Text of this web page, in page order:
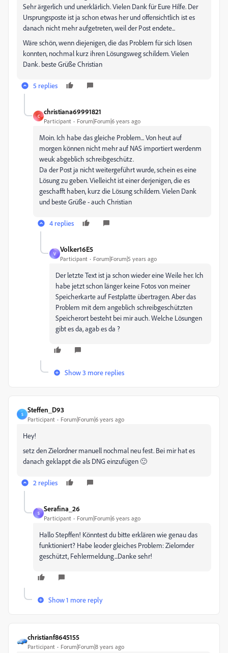
Sehr ärgerlich und unerklärlich. Vielen Dank für Eure Hilfe. Der
Ursprungsposte ist ja schon etwas her und offensichtlich ist es
danach nicht mehr aufgetreten, weil der Post endete...
Wäre schön, wenn diejenigen, die das Problem für sich lösen
konnten, nochmal kurz ihren Lösungsweg schildern. Vielen
Dank. beste Grüße Christian
5 replies
C
christiana69991821
Participant Forum|Forum|6 years ago
Moin. Ich habe das gleiche Problem... Von heut auf
morgen können nicht mehr auf NAS importiert werdenm
weuk abgeblich schreibgeschütz.
Da der Post ja nicht weitergeführt wurde, schein es eine
Lösung zu geben. Vielleicht ist einer derjenigen, die es
geschafft haben, kurz die Lösung schildern. Vielen Dank
und beste Grüße - auch Christian
4 replies
V
Volker16E5
Participant Forum|Forum|5 years ago
Der letzte Text ist ja schon wieder eine Weile her. Ich
habe jetzt schon länger keine Fotos von meiner
Speicherkarte auf Festplatte übertragen. Aber das
Problem mit dem angeblich schreibgeschützten
Speicherort besteht bei mir auch. Welche Lösungen
gibt es da, agab es da ?
Show 3 more replies
S
Steffen_D93
Participant Forum|Forum|6 years ago
Hey!
setz den Zielordner manuell nochmal neu fest. Bei mir hat es
danach geklappt die als DNG einzufügen 🙂
2 replies
S
Serafina_26
Participant Forum|Forum|6 years ago
Hallo Stepffen! Könntest du bitte erklären wie genau das
funktioniert? Habe leoder gleiches Problem: Zielornder
geschützt, Fehlermeldung...Danke sehr!
Show 1 more reply
christianf8645155
Participant Forum|Forum|8 years ago